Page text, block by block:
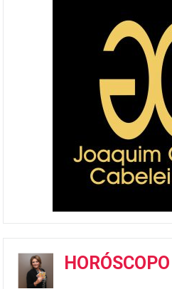
HORÓSCOPO